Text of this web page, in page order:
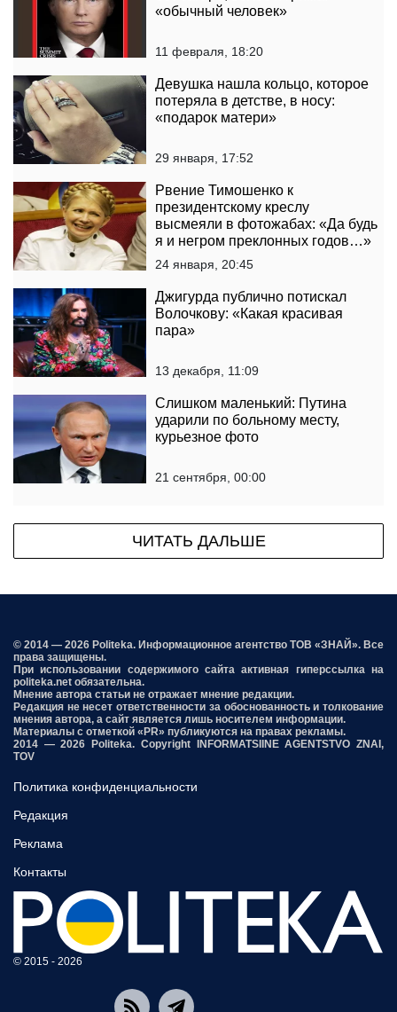
«обычный человек»
11 февраля, 18:20
Девушка нашла кольцо, которое
потеряла в детстве, в носу:
«подарок матери»
29 января, 17:52
Рвение Тимошенко к
президентскому креслу
высмеяли в фотожабах: «Да будь
я и негром преклонных годов…»
24 января, 20:45
Джигурда публично потискал
Волочкову: «Какая красивая
пара»
13 декабря, 11:09
Слишком маленький: Путина
ударили по больному месту,
курьезное фото
21 сентября, 00:00
ЧИТАТЬ ДАЛЬШЕ
© 2014 — 2026 Politeka. Информационное агентство ТОВ «ЗНАЙ». Все
права защищены.
При использовании содержимого сайта активная гиперссылка на
politeka.net обязательна.
Мнение автора статьи не отражает мнение редакции.
Редакция не несет ответственности за обоснованность и толкование
мнения автора, а сайт является лишь носителем информации.
Материалы с отметкой «PR» публикуются на правах рекламы.
2014 — 2026 Politeka. Copyright INFORMATSIINE AGENTSTVO ZNAI,
TOV
Политика конфиденциальности
Редакция
Реклама
Контакты
© 2015 - 2026